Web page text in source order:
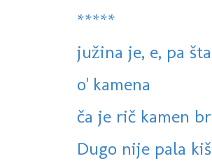
*****
južina je, e, pa
o' kamena
ča je rič kamen
Dugo nije pala